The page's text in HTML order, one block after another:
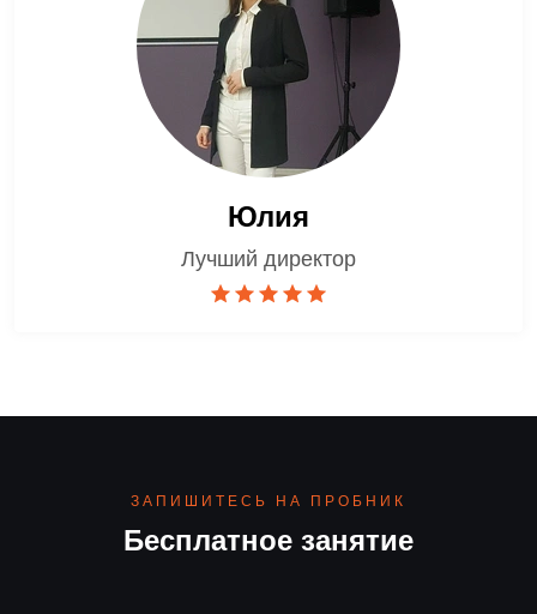
Юлия
Лучший директор
Бесплатное занятие
ЗАПИШИТЕСЬ НА ПРОБНИК